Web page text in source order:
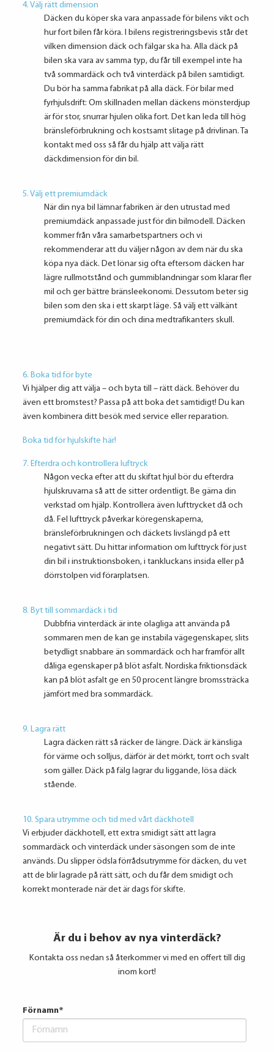
4. Välj rätt dimension
Däcken du köper ska vara anpassade för bilens vikt och
hur fort bilen får köra. I bilens registreringsbevis står det
vilken dimension däck och fälgar ska ha. Alla däck på
bilen ska vara av samma typ, du får till exempel inte ha
två sommardäck och två vinterdäck på bilen samtidigt.
Du bör ha samma fabrikat på alla däck. För bilar med
fyrhjulsdrift: Om skillnaden mellan däckens mönsterdjup
är för stor, snurrar hjulen olika fort. Det kan leda till hög
bränsleförbrukning och kostsamt slitage på drivlinan. Ta
kontakt med oss så får du hjälp att välja rätt
däckdimension för din bil.
5. Välj ett premiumdäck
När din nya bil lämnar fabriken är den utrustad med
premiumdäck anpassade just för din bilmodell. Däcken
kommer från våra samarbetspartners och vi
rekommenderar att du väljer någon av dem när du ska
köpa nya däck. Det lönar sig ofta eftersom däcken har
lägre rullmotstånd och gummiblandningar som klarar fler
mil och ger bättre bränsleekonomi. Dessutom beter sig
bilen som den ska i ett skarpt läge. Så välj ett välkänt
premiumdäck för din och dina medtrafikanters skull.
6. Boka tid för byte
Vi hjälper dig att välja – och byta till – rätt däck. Behöver du
även ett bromstest? Passa på att boka det samtidigt! Du kan
även kombinera ditt besök med service eller reparation.
Boka tid för hjulskifte här!
7. Efterdra och kontrollera luftryck
Någon vecka efter att du skiftat hjul bör du efterdra
hjulskruvarna så att de sitter ordentligt. Be gärna din
verkstad om hjälp. Kontrollera även lufttrycket då och
då. Fel lufttryck påverkar köregenskaperna,
bränsleförbrukningen och däckets livslängd på ett
negativt sätt. Du hittar information om lufttryck för just
din bil i instruktionsboken, i tankluckans insida eller på
dörrstolpen vid förarplatsen.
8. Byt till sommardäck i tid
Dubbfria vinterdäck är inte olagliga att använda på
sommaren men de kan ge instabila vägegenskaper, slits
betydligt snabbare än sommardäck och har framför allt
dåliga egenskaper på blöt asfalt. Nordiska friktionsdäck
kan på blöt asfalt ge en 50 procent längre bromssträcka
jämfört med bra sommardäck.
9. Lagra rätt
Lagra däcken rätt så räcker de längre. Däck är känsliga
för värme och solljus, därför är det mörkt, torrt och svalt
som gäller. Däck på fälg lagrar du liggande, lösa däck
stående.
10. Spara utrymme och tid med vårt däckhotell
Vi erbjuder däckhotell, ett extra smidigt sätt att lagra
sommardäck och vinterdäck under säsongen som de inte
används. Du slipper ödsla förrådsutrymme för däcken, du vet
att de blir lagrade på rätt sätt, och du får dem smidigt och
korrekt monterade när det är dags för skifte.
Är du i behov av nya vinterdäck?
Kontakta oss nedan så återkommer vi med en offert till dig
inom kort!
Förnamn*